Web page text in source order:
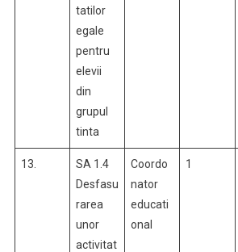
tatilor
egale
pentru
elevii
din
grupul
tinta
13.
SA 1.4
Desfasu
rarea
unor
activitat
Coordo
nator
educati
onal
1